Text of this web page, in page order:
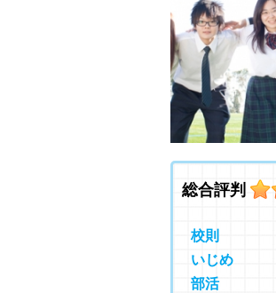
総合評判
校則
いじめ
部活